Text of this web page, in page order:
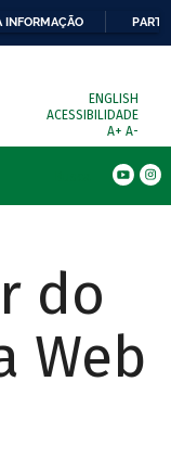
INFORMAÇÃO
ENGLISH
ACESSIBILIDADE
A+ A-
do
Web